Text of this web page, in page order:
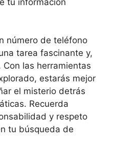
número de teléfono
tarea fascinante y,
las herramientas
estarás mejor
el misterio detrás
Recuerda
y respeto
tu búsqueda de